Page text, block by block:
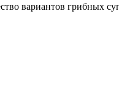
вариантов грибных